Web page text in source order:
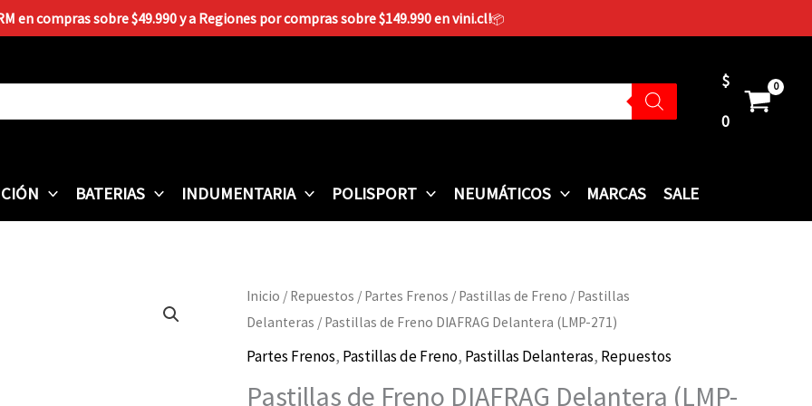
en compras sobre $49.990 y a Regiones por compras sobre $149.990 en vini.cl!📦
$
0
BATERIAS INDUMENTARIA POLISPORT NEUMÁTICOS MARCAS SALE
Inicio / Repuestos / Partes Frenos / Pastillas de Freno / Pastillas
Delanteras / Pastillas de Freno DIAFRAG Delantera (LMP-271)
Partes Frenos, Pastillas de Freno, Pastillas Delanteras, Repuestos
Pastillas de Freno DIAFRAG Delantera (LMP-
Pastillas
de
Freno